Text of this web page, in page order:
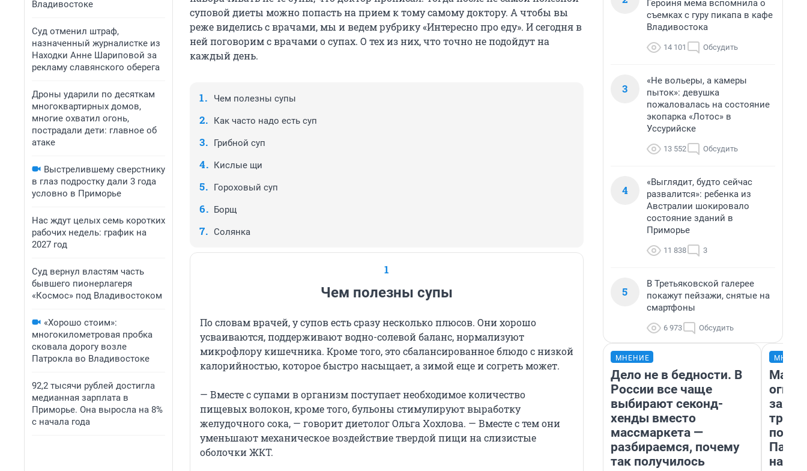
Владивостоке
Суд отменил штраф,
назначенный журналистке из
Находки Анне Шариповой за
рекламу славянского оберега
Дроны ударили по десяткам
многоквартирных домов,
многие охватил огонь,
пострадали дети: главное об
атаке
Выстрелившему сверстнику
в глаз подростку дали 3 года
условно в Приморье
Нас ждут целых семь коротких
рабочих недель: график на
2027 год
Суд вернул властям часть
бывшего пионерлагеря
«Космос» под Владивостоком
«Хорошо стоим»:
многокилометровая пробка
сковала дорогу возле
Патрокла во Владивостоке
92,2 тысячи рублей достигла
медианная зарплата в
Приморье. Она выросла на 8%
с начала года
суповой диеты можно попасть на прием к тому самому доктору. А чтобы вы
реже виделись с врачами, мы и ведем рубрику «Интересно про еду». И сегодня в
ней поговорим с врачами о супах. О тех из них, что точно не подойдут на
каждый день.
Чем полезны супы
Как часто надо есть суп
Грибной суп
Кислые щи
Гороховый суп
Борщ
Солянка
1
Чем полезны супы
По словам врачей, у супов есть сразу несколько плюсов. Они хорошо
усваиваются, поддерживают водно-солевой баланс, нормализуют
микрофлору кишечника. Кроме того, это сбалансированное блюдо с низкой
калорийностью, которое быстро насыщает, а зимой еще и согреть может.
— Вместе с супами в организм поступает необходимое количество
пищевых волокон, кроме того, бульоны стимулируют выработку
желудочного сока, — говорит диетолог Ольга Хохлова. — Вместе с тем они
уменьшают механическое воздействие твердой пищи на слизистые
оболочки ЖКТ.
Героиня мема вспомнила о
съемках с гуру пикапа в кафе
Владивостока
14 101 Обсудить
3
«Не вольеры, а камеры
пыток»: девушка
пожаловалась на состояние
экопарка «Лотос» в
Уссурийске
13 552 Обсудить
4
«Выглядит, будто сейчас
развалится»: ребенка из
Австралии шокировало
состояние зданий в
Приморье
11 838 3
5
В Третьяковской галерее
покажут пейзажи, снятые на
смартфоны
6 973 Обсудить
МНЕНИЕ
Дело не в бедности. В
России все чаще
выбирают секонд-
хенды вместо
массмаркета —
разбираемся, почему
так получилось
Мало,
нас